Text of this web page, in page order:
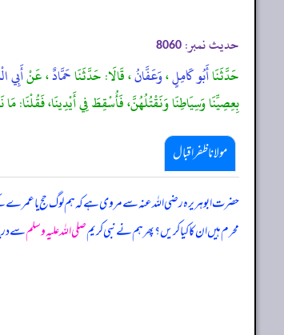
حدیث نمبر: 8060
حَدَّثَنَاأَبُو كَامِلٍ،وَعَفَّانُ، قَالَا: حَدَّثَنَاحَمَّادٌ، عَنْأَبِي
بِعِصِيِّنَا وَسِيَاطِنَا وَنَقْتُلُهُنَّ، فَأُسْقِطَ فِي أَيْدِينَا، فَقُلْنَا:
مولانا ظفر اقبال
حضرت ابوہریرہ رضی اللہ عنہ سے مروی ہے کہ ہم لوگ حج یا عمرے
محرم ہیں ان کا کیا کریں؟ پھر ہم نے نبی کریمصلی اللہ علیہ وسلمسے